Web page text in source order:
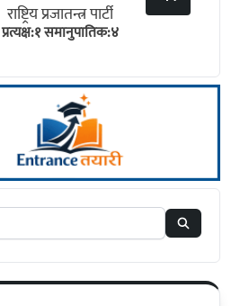
राष्ट्रिय प्रजातन्त्र पार्टी
प्रत्यक्ष:१ समानुपातिक:४